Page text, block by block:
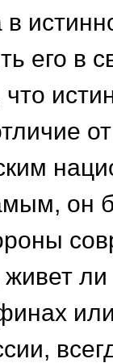
его в
он
ли